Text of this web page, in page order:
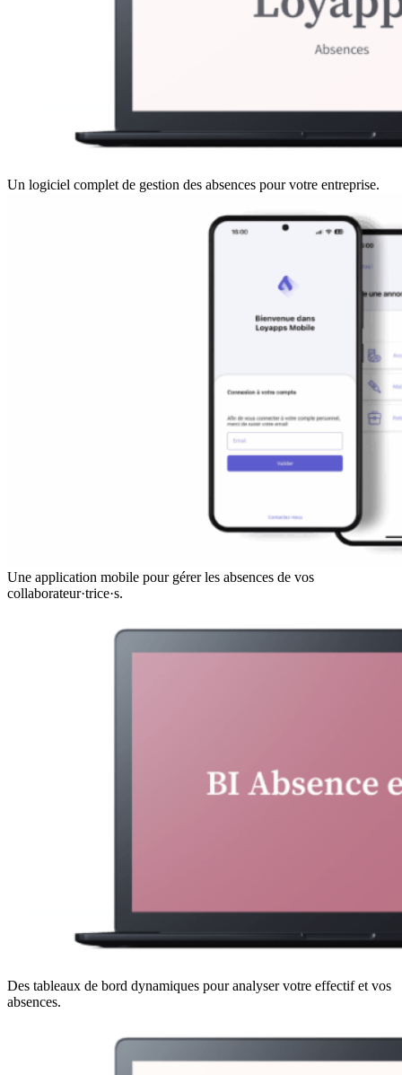
Un logiciel complet de gestion des absences pour votre entreprise.
Une application mobile pour gérer les absences de vos
collaborateur·trice·s.
Des tableaux de bord dynamiques pour analyser votre effectif et vos
absences.